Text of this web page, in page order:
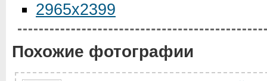
2965x2399
Похожие фотографии